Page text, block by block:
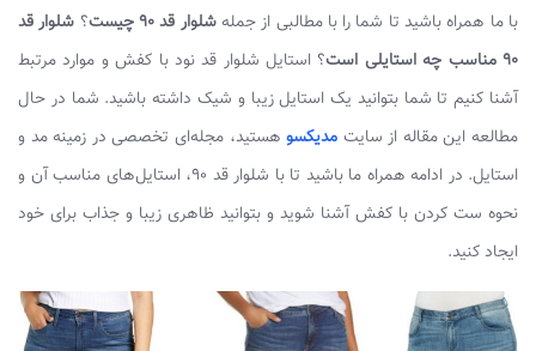
با ما همراه باشید تا شما را با مطالبی از جملهشلوار قد ۹۰ چیست ؟ شلوار قد
۹۰ مناسب چه استایلی است
؟ استایل شلوار قد نود با کفش و موارد مرتبط
آشنا کنیم تا شما بتوانید یک استایل زیبا و شیک داشته باشید. شما در حال
مطالعه این مقاله از سایت مدیکسوهستید، مجله‌ای تخصصی در زمینه مد و
استایل. در ادامه همراه ما باشید تا با شلوار قد ۹۰، استایل‌های مناسب آن و
نحوه ست کردن با کفش آشنا شوید و بتوانید ظاهری زیبا و جذاب برای خود
ایجاد کنید.